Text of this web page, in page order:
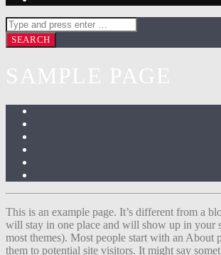
This is an example page. It’s different from a
will stay in one place and will show up in your
most themes). Most people start with an About
them to potential site visitors. It might say